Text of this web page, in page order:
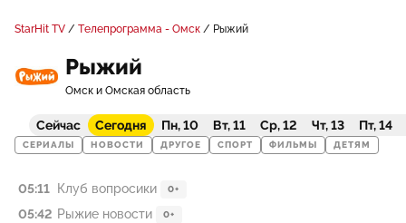
StarHit TV Телепрограмма - Омск Рыжий
Рыжий
Омск и Омская область
Сейчас Сегодня Пн, 10 Вт, 11 Ср, 12 Чт, 13 Пт, 14
СЕРИАЛЫ НОВОСТИ ДРУГОЕ СПОРТ ФИЛЬМЫ ДЕТЯМ
05:11 Клуб вопросики 0+
05:42 Рыжие новости 0+